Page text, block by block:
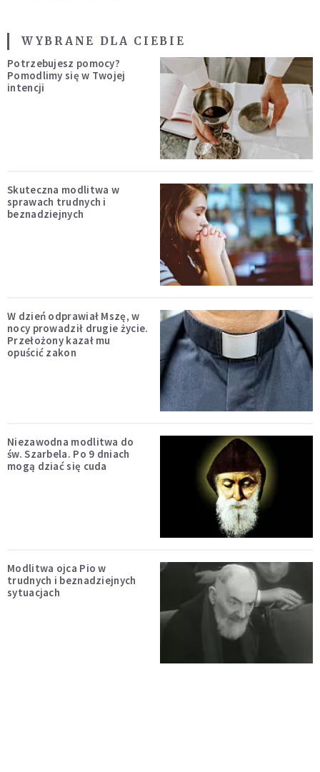
WYBRANE DLA CIEBIE
Potrzebujesz pomocy?
Pomodlimy się w Twojej
intencji
Skuteczna modlitwa w
sprawach trudnych i
beznadziejnych
W dzień odprawiał Mszę, w
nocy prowadził drugie życie.
Przełożony kazał mu
opuścić zakon
Niezawodna modlitwa do
św. Szarbela. Po 9 dniach
mogą dziać się cuda
Modlitwa ojca Pio w
trudnych i beznadziejnych
sytuacjach